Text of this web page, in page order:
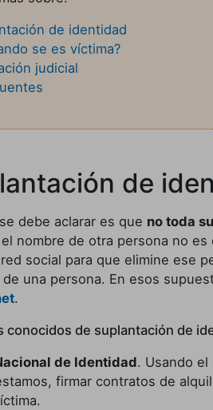
de identidad
se es víctima?
judicial
de
debe aclarar es que no toda
nombre de otra persona no
social para que elimine ese
una persona. En esos
.
conocidos de suplantación de
de Identidad. Usando
firmar contratos de